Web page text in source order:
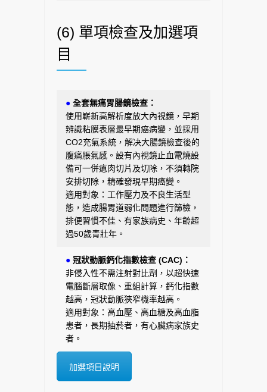
(6) 單項檢查及加選項
目
● 全套無痛胃腸鏡檢查 ：
使用嶄新高解析度放大內視鏡，早期
辨識粘膜表層最早期癌病變，並採用
CO2充氣系統，解决大腸鏡檢查後的
腹痛脹氣感。設有內視鏡止血電燒設
備可一併瘜肉切片及切除，不須轉院
安排切除，精確發現早期癌變。
適用對象：工作壓力及不良生活型
態，造成腸胃道弱化問題進行篩檢，
排便習慣不佳、有家族病史、年齡超
過50歲青壯年。
● 冠狀動脈鈣化指數檢查 (CAC)：
非侵入性不需注射對比劑，以超快速
電腦斷層取像、重組計算，鈣化指數
越高，冠狀動脈狹窄機率越高。
適用對象：高血壓、高血糖及高血脂
患者，長期抽菸者，有心臟病家族史
者。
加選項目說明